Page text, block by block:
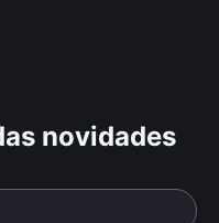
novidades